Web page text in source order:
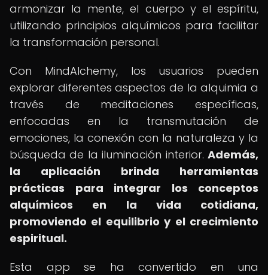
armonizar la mente, el cuerpo y el espíritu,
utilizando principios alquímicos para facilitar
la transformación personal.
Con MindAlchemy, los usuarios pueden
explorar diferentes aspectos de la alquimia a
través de meditaciones específicas,
enfocadas en la transmutación de
emociones, la conexión con la naturaleza y la
búsqueda de la iluminación interior. Además,
la aplicación brinda herramientas
prácticas para integrar los conceptos
alquímicos en la vida cotidiana,
promoviendo el equilibrio y el crecimiento
espiritual.
Esta app se ha convertido en una